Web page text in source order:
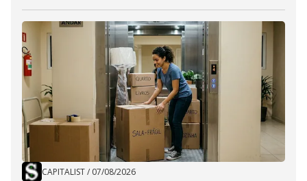
CAPITALIST/ 07/08/2026